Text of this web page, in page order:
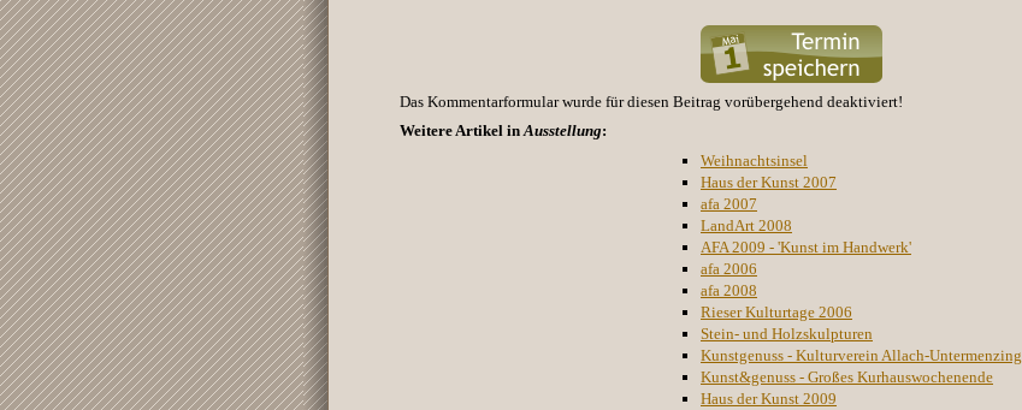
Das Kommentarformular wurde für diesen Beitrag vorübergehend deaktiviert!
Weitere Artikel inAusstellung:
Weihnachtsinsel
Haus der Kunst 2007
afa 2007
LandArt 2008
AFA 2009 - 'Kunst im Handwerk'
afa 2006
afa 2008
Rieser Kulturtage 2006
Stein- und Holzskulpturen
Kunstgenuss - Kulturverein Allach-Untermenzing
Kunst&genuss - Großes Kurhauswochenende
Haus der Kunst 2009